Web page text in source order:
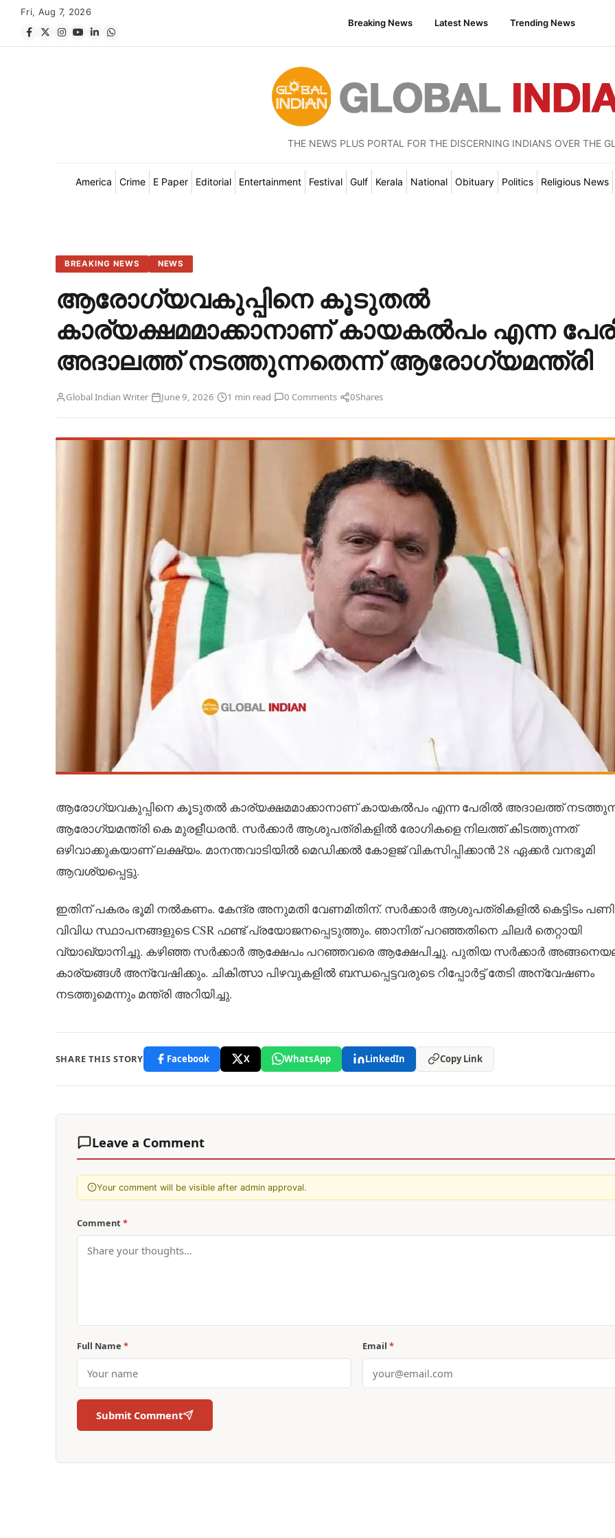
Fri, Aug 7, 2026
Breaking News
Latest News Trending News
THE NEWS PLUS PORTAL FOR THE DISCERNING INDIANS OVER THE
America Crime E Paper Editorial Entertainment Festival Gulf Kerala National Obituary Politics Religious News
BREAKING NEWS NEWS
ആരോഗ്യവകുപ്പിനെ കൂടുതൽ
കാര്യക്ഷമമാക്കാനാണ് കായകൽപം എന്ന
അദാലത്ത് നടത്തുന്നതെന്ന് ആരോഗ്യമന്ത്രി
Global Indian Writer· June 9, 2026· 1 min read· 0 Comments· 0Shares
ആരോഗ്യവകുപ്പിനെ കൂടുതൽ കാര്യക്ഷമമാക്കാനാണ് കായകൽപം എന്ന പേരിൽ അദാലത്ത്
ആരോഗ്യമന്ത്രി കെ മുരളീധരൻ. സർക്കാർ ആശുപത്രികളിൽ രോഗികളെ നിലത്ത് കിടത്തുന്നത്
ഒഴിവാക്കുകയാണ് ലക്ഷ്യം. മാനന്തവാടിയിൽ മെഡിക്കൽ കോളജ് വികസിപ്പിക്കാൻ 28 ഏക്കർ വനഭൂമി
ആവശ്യപ്പെട്ടു.
ഇതിന് പകരം ഭൂമി നൽകണം. കേന്ദ്ര അനുമതി വേണമിതിന്. സർക്കാർ ആശുപത്രികളിൽ കെട്ടിടം
വിവിധ സ്ഥാപനങ്ങളുടെ CSR ഫണ്ട് പ്രയോജനപ്പെടുത്തും. ഞാനിത് പറഞ്ഞതിനെ ചിലർ തെറ്റായി
വ്യാഖ്യാനിച്ചു. കഴിഞ്ഞ സർക്കാർ ആക്ഷേപം പറഞ്ഞവരെ ആക്ഷേപിച്ചു. പുതിയ സർക്കാർ
കാര്യങ്ങൾ അന്വേഷിക്കും. ചികിത്സാ പിഴവുകളിൽ ബന്ധപ്പെട്ടവരുടെ റിപ്പോർട്ട് തേടി അന്വേഷണം
നടത്തുമെന്നും മന്ത്രി അറിയിച്ചു.
SHARE THIS STORY Facebook X WhatsApp LinkedIn Copy Link
Leave a Comment
Your comment will be visible after admin approval.
Comment *
Full Name * Email*
Submit Comment